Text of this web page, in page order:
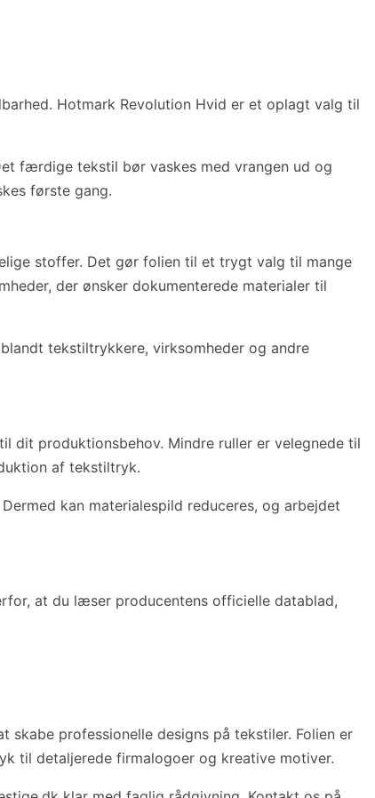
Hotmark Revolution Hvid er et oplagt valg til
færdige tekstil bør vaskes med vrangen ud og
første gang.
stoffer. Det gør folien til et trygt valg til mange
der ønsker dokumenterede materialer til
tekstiltrykkere, virksomheder og andre
dit produktionsbehov. Mindre ruller er velegnede til
af tekstiltryk.
kan materialespild reduceres, og arbejdet
at du læser producentens officielle datablad,
professionelle designs på tekstiler. Folien er
til detaljerede firmalogoer og kreative motiver.